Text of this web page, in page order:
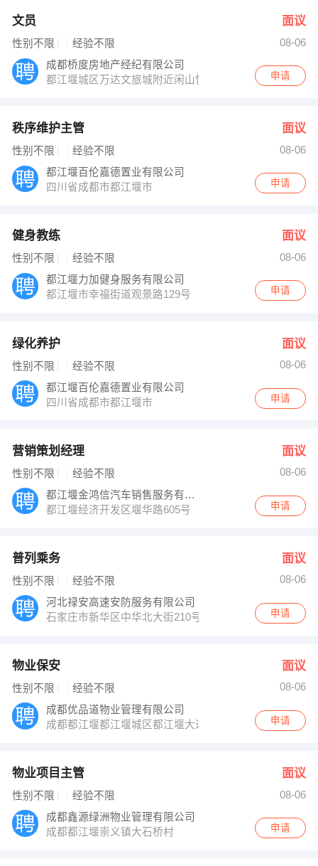
文员 面议
性别不限 经验不限
08-06
成都桥度房地产经纪有限公司
都江堰城区万达文旅城附近闲山悦1区21世纪不动产
申请
秩序维护主管 面议
性别不限 经验不限
08-06
都江堰百伦嘉德置业有限公司
四川省成都市都江堰市
申请
健身教练 面议
性别不限 经验不限
08-06
都江堰力加健身服务有限公司
都江堰市幸福街道观景路129号
申请
绿化养护 面议
性别不限 经验不限
08-06
都江堰百伦嘉德置业有限公司
四川省成都市都江堰市
申请
营销策划经理 面议
性别不限 经验不限
08-06
都江堰金鸿信汽车销售服务有限公司
都江堰经济开发区堰华路605号
申请
普列乘务 面议
性别不限 经验不限
08-06
河北禄安高速安防服务有限公司
石家庄市新华区中华北大街210号
申请
物业保安 面议
性别不限 经验不限
08-06
成都优品道物业管理有限公司
成都都江堰都江堰城区都江堰大道398号
申请
物业项目主管 面议
性别不限 经验不限
08-06
成都鑫源绿洲物业管理有限公司
成都都江堰崇义镇大石桥村
申请